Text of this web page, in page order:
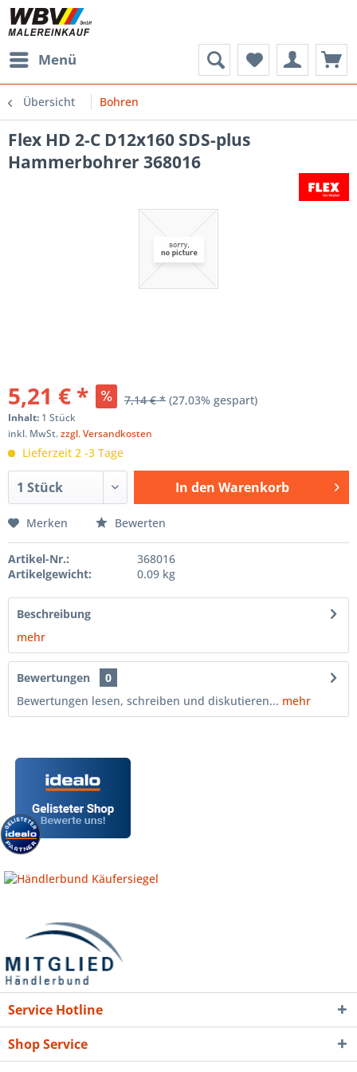
Menü
Übersicht Bohren
Flex HD 2-C D12x160 SDS-plus
Hammerbohrer 368016
5,21 € * 7,14 € * (27,03% gespart)
Inhalt: 1 Stück
inkl. MwSt.zzgl. Versandkosten
Lieferzeit 2 -3 Tage
In den Warenkorb
Merken Bewerten
Artikel-Nr.:
368016
Artikelgewicht:
0.09 kg
Beschreibung
mehr
Bewertungen
0
Bewertungen lesen, schreiben und diskutieren... mehr
Service Hotline
Shop Service